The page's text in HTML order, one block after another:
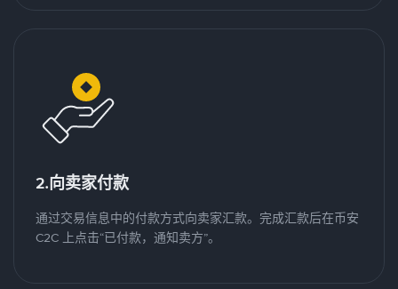
2.向卖家付款
通过交易信息中的付款方式向卖家汇款。完成汇款后在币安
C2C 上点击“已付款，通知卖方”。